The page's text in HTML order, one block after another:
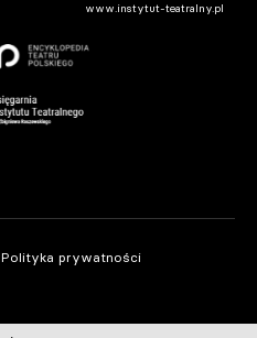
www.instytut-teatralny.pl
Polityka prywatności